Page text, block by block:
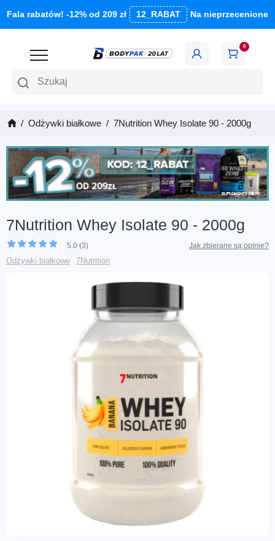
Fala rabatów! -12% od 209 zł 12_RABAT Na nieprzecenione
Szukaj
0
Odżywki białkowe 7Nutrition Whey Isolate 90 - 2000g
7Nutrition Whey Isolate 90 - 2000g
5.0 (3) Jak zbierane są opinie?
Odżywki białkowe 7Nutrition